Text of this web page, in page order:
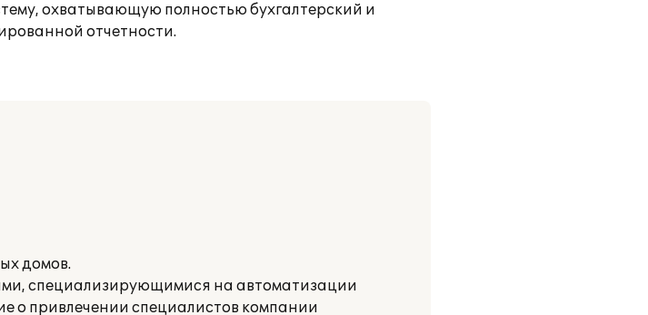
охватывающую полностью бухгалтерский и
отчетности.
домов.
специализирующимися на автоматизации
о привлечении специалистов компании